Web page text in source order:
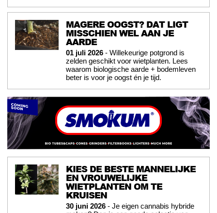
MAGERE OOGST? DAT LIGT
MISSCHIEN WEL AAN JE
AARDE
01 juli 2026 - Willekeurige potgrond is
zelden geschikt voor wietplanten. Lees
waarom biologische aarde + bodemleven
beter is voor je oogst én je tijd.
KIES DE BESTE MANNELIJKE
EN VROUWELIJKE
WIETPLANTEN OM TE
KRUISEN
30 juni 2026 - Je eigen cannabis hybride